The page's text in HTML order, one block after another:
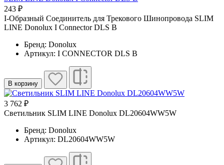
243 ₽
I-Образный Соединитель для Трекового Шинопровода SLIM
LINE Donolux I Connector DLS B
Бренд: Donolux
Артикул: I CONNECTOR DLS B
В корзину
3 762 ₽
Светильник SLIM LINE Donolux DL20604WW5W
Бренд: Donolux
Артикул: DL20604WW5W